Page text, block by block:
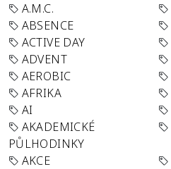
A.M.C.
ABSENCE
ACTIVE DAY
ADVENT
AEROBIC
AFRIKA
AI
AKADEMICKÉ
PŮLHODINKY
AKCE